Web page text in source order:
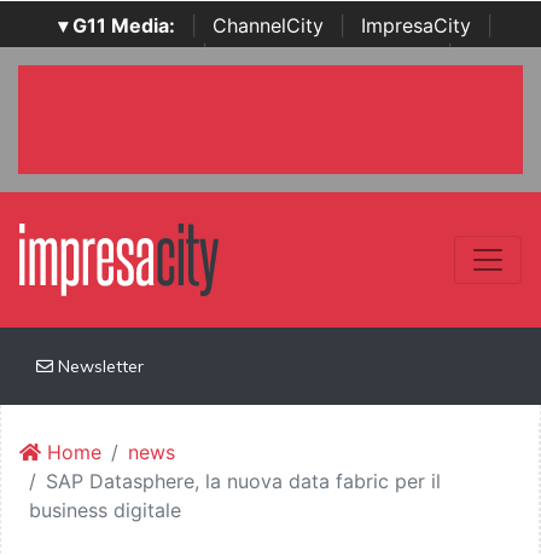
▾ G11 Media: ChannelCity ImpresaCity
SecurityOpenLab | Italian Channel Awards | Italian
Newsletter
Home
news
SAP Datasphere, la nuova data fabric per il
business digitale